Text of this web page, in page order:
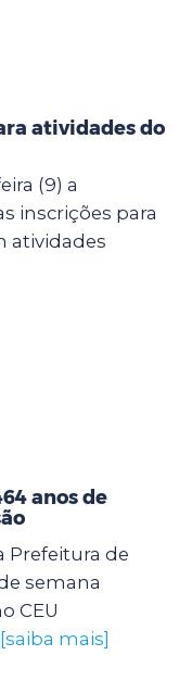
atividades do
(9) a
inscrições para
atividades
anos de
Prefeitura de
semana
CEU
[saiba mais]